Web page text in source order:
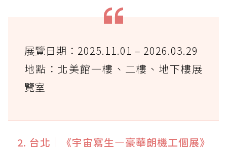
展覽日期：2025.11.01 – 2026.03.29
地點：北美館一樓、二樓、地下樓展
覽室
2. 台北｜《宇宙寫生—豪華朗機工個展》